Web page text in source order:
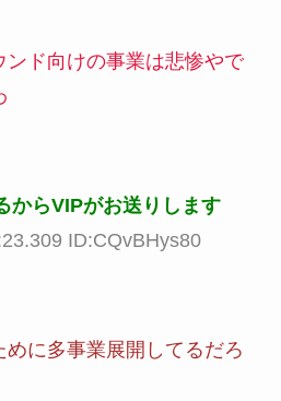
ンド向けの事業は悲惨やで
からVIPがお送りします
ID:CQvBHys80
に多事業展開してるだろ